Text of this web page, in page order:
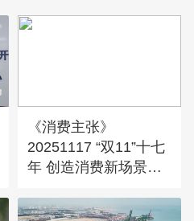
《消费主张》
20251117 “双11”十七
年 创造消费新场景：